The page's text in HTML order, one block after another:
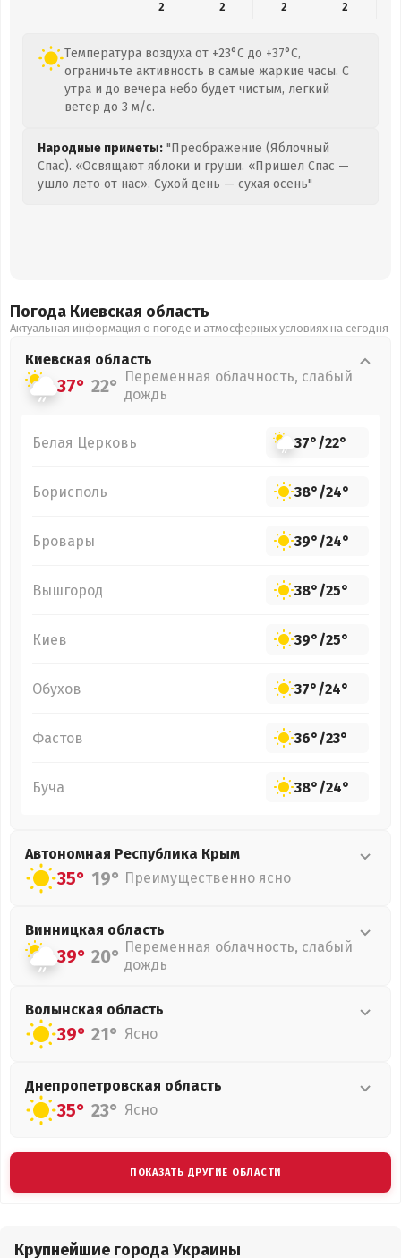
2
2 2 2
Температура воздуха от +23°C до +37°C,
ограничьте активность в самые жаркие часы. С
утра и до вечера небо будет чистым, легкий
ветер до 3 м/с.
Народные приметы: "Преображение (Яблочный
Спас). «Освящают яблоки и груши. «Пришел Спас —
ушло лето от нас». Сухой день — сухая осень"
Погода Киевская область
Актуальная информация о погоде и атмосферных условиях на сегодня
Киевская область
37° 22° Переменная облачность, слабый
дождь
Белая Церковь 37°/22°
Борисполь 38°/24°
Бровары 39°/24°
Вышгород 38°/25°
Киев 39°/25°
Обухов 37°/24°
Фастов 36°/23°
Буча 38°/24°
Автономная Республика Крым
35° 19° Преимущественно ясно
Винницкая область
39° 20° Переменная облачность, слабый
дождь
Волынская область
39° 21° Ясно
Днепропетровская область
35° 23° Ясно
ПОКАЗАТЬ ДРУГИЕ ОБЛАСТИ
Крупнейшие города Украины